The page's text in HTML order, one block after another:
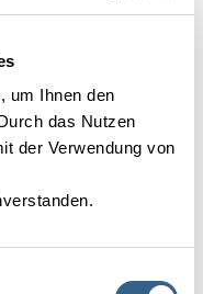
um Ihnen den
das Nutzen
der Verwendung von